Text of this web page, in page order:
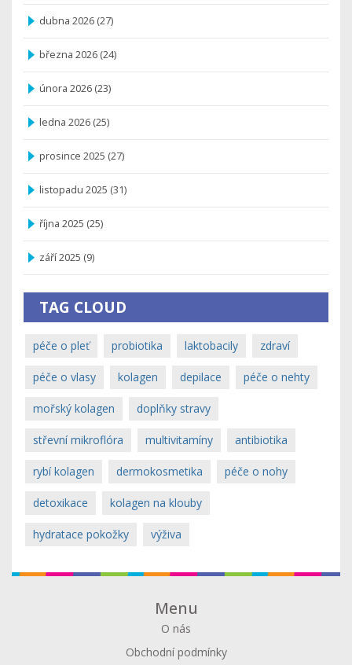
dubna 2026 (27)
března 2026 (24)
února 2026 (23)
ledna 2026 (25)
prosince 2025 (27)
listopadu 2025 (31)
října 2025 (25)
září 2025 (9)
TAG CLOUD
péče o pleť probiotika laktobacily zdraví
péče o vlasy kolagen depilace péče o nehty
mořský kolagen doplňky stravy
střevní mikroflóra multivitamíny antibiotika
rybí kolagen dermokosmetika péče o nohy
detoxikace kolagen na klouby
hydratace pokožky výživa
Menu
O nás
Obchodní podmínky